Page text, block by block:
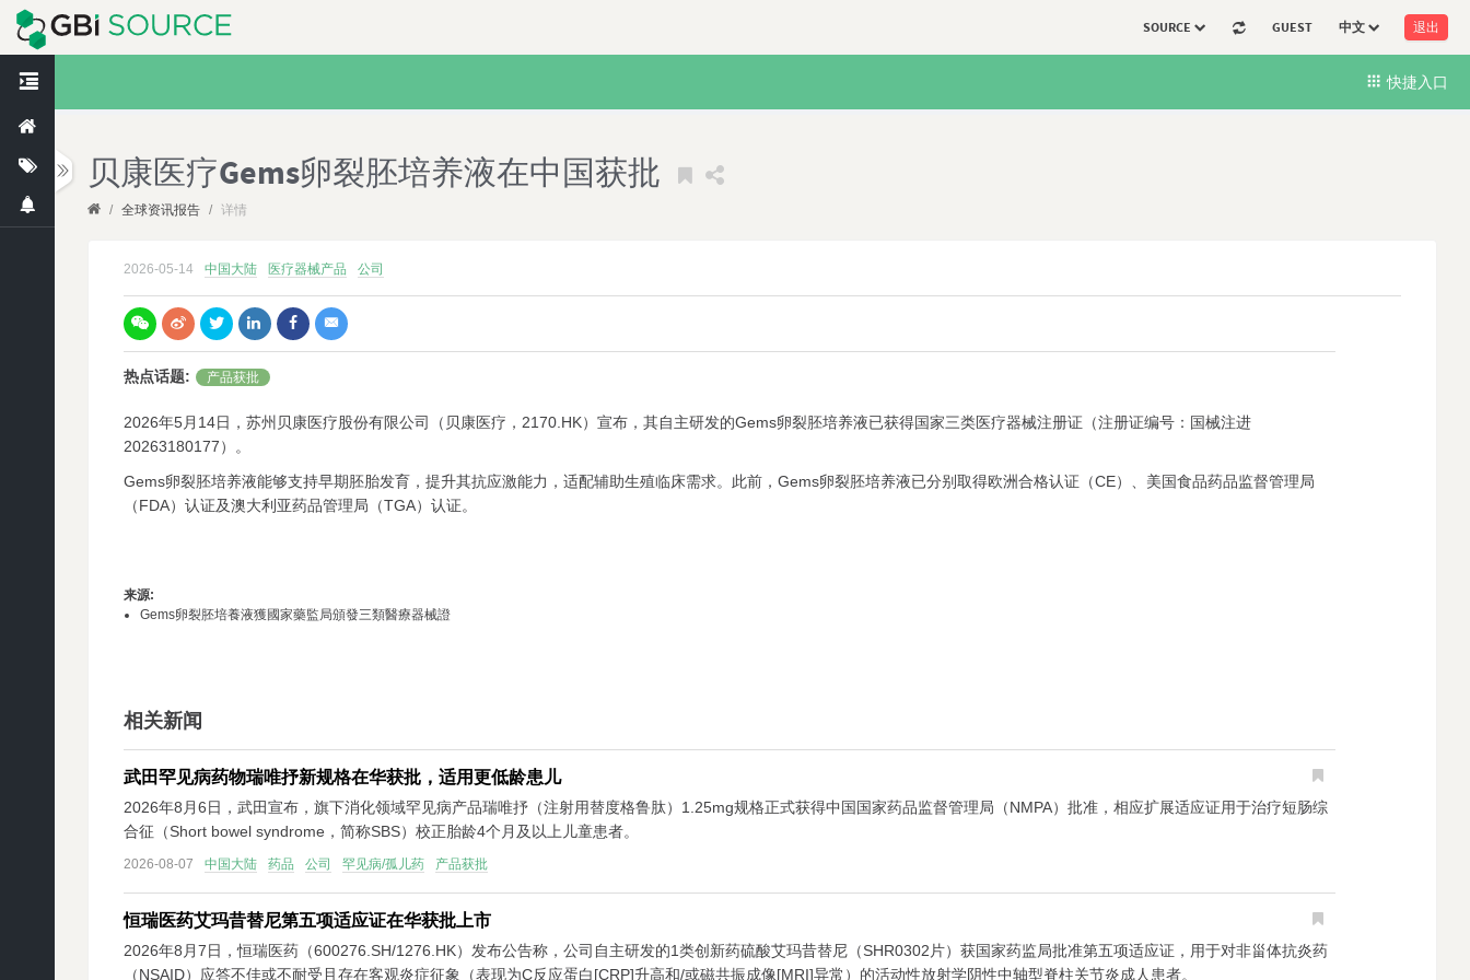
SOURCE GUEST 中文 退出
快捷入口
贝康医疗Gems卵裂胚培养液在中国获批
/ 全球资讯报告 / 详情
2026-05-14 中国大陆 医疗器械产品 公司
热点话题: 产品获批
2026年5月14日，苏州贝康医疗股份有限公司（贝康医疗，2170.HK）宣布，其自主研发的Gems卵裂胚培养液已获得国家三类医疗器械注册证（注册证编号：国械注进
20263180177）。
Gems卵裂胚培养液能够支持早期胚胎发育，提升其抗应激能力，适配辅助生殖临床需求。此前，Gems卵裂胚培养液已分别取得欧洲合格认证（CE）、美国食品药品监督管理局
（FDA）认证及澳大利亚药品管理局（TGA）认证。
来源:
Gems卵裂胚培養液獲國家藥監局頒發三類醫療器械證
相关新闻
武田罕见病药物瑞唯抒新规格在华获批，适用更低龄患儿
2026年8月6日，武田宣布，旗下消化领域罕见病产品瑞唯抒（注射用替度格鲁肽）1.25mg规格正式获得中国国家药品监督管理局（NMPA）批准，相应扩展适应证用于治疗短肠综
合征（Short bowel syndrome，简称SBS）校正胎龄4个月及以上儿童患者。
2026-08-07 中国大陆 药品 公司 罕见病/孤儿药 产品获批
恒瑞医药艾玛昔替尼第五项适应证在华获批上市
2026年8月7日，恒瑞医药（600276.SH/1276.HK）发布公告称，公司自主研发的1类创新药硫酸艾玛昔替尼（SHR0302片）获国家药监局批准第五项适应证，用于对非甾体抗炎药
（NSAID）应答不佳或不耐受且存在客观炎症征象（表现为C反应蛋白[CRP]升高和/或磁共振成像[MRI]异常）的活动性放射学阴性中轴型脊柱关节炎成人患者。